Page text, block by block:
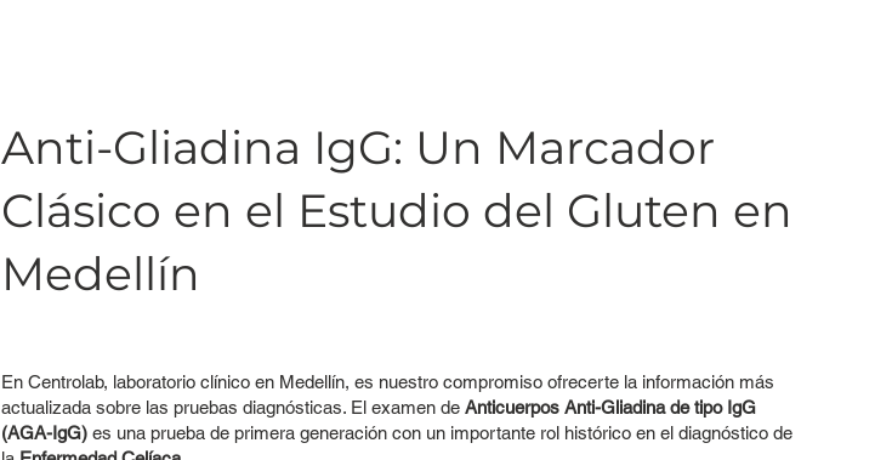
Anti-Gliadina IgG: Un Marcador
Clásico en el Estudio del Gluten en
Medellín
En Centrolab, laboratorio clínico en Medellín, es nuestro compromiso ofrecerte la información más
actualizada sobre las pruebas diagnósticas. El examen deAnticuerpos Anti-Gliadina de tipo IgG
(AGA-IgG) es una prueba de primera generación con un importante rol histórico en el diagnóstico de